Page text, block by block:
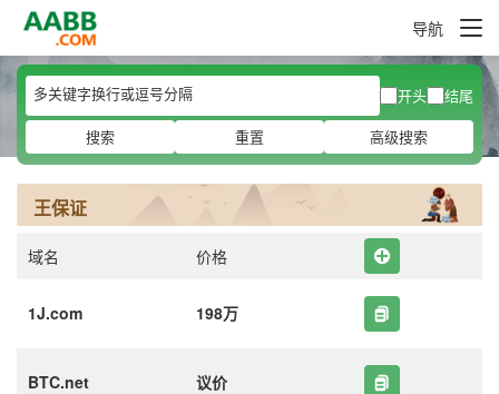
导航
开头
结尾
搜索
重置 高级搜索
王保证
域名 价格
1J.com 198万
BTC.net 议价